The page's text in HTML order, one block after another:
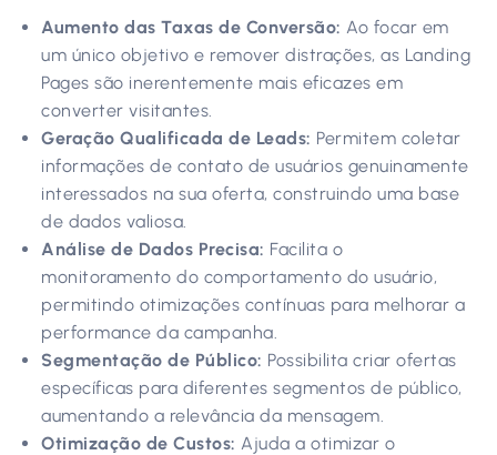
Aumento das Taxas de Conversão: Ao focar em
um único objetivo e remover distrações, as Landing
Pages são inerentemente mais eficazes em
converter visitantes.
Geração Qualificada de Leads: Permitem coletar
informações de contato de usuários genuinamente
interessados na sua oferta, construindo uma base
de dados valiosa.
Análise de Dados Precisa: Facilita o
monitoramento do comportamento do usuário,
permitindo otimizações contínuas para melhorar a
performance da campanha.
Segmentação de Público: Possibilita criar ofertas
específicas para diferentes segmentos de público,
aumentando a relevância da mensagem.
Otimização de Custos: Ajuda a otimizar o